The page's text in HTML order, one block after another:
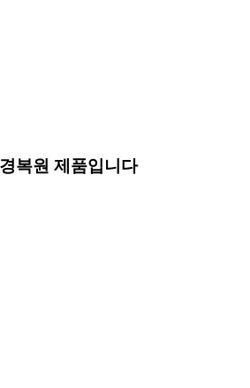
복원 제품입니다